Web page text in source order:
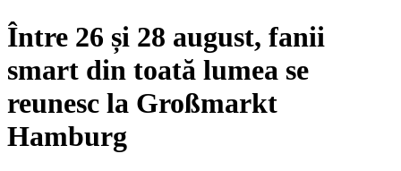
Între 26 și 28 august, fanii
smart din toată lumea se
reunesc la Großmarkt
Hamburg